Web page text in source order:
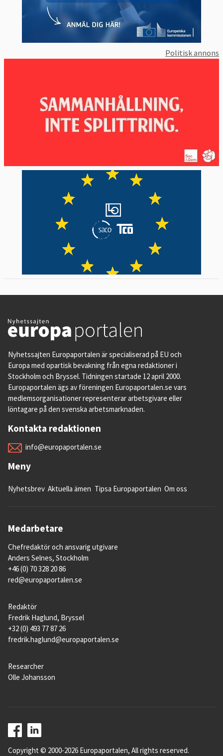
Politisk annons
Nyhetssajten Europaportalen är specialiserad på EU och
Europa med opartisk bevakning från egna redaktioner i
Stockholm och Bryssel. Tidningen startade 12 april 2000.
Europaportalen ägs av föreningen Europaportalen.se vars
medlemsorganisationer representerar arbetsgivare eller
löntagare på den svenska arbetsmarknaden.
Kontakta redaktionen
info@europaportalen.se
Meny
Nyhetsbrev Aktuella ämen Tipsa Europaportalen Om oss
Medarbetare
Chefredaktör och ansvarig utgivare
Anders Selnes, Stockholm
+46 (0) 70 328 20 86
red@europaportalen.se
Redaktör
Fredrik Haglund, Bryssel
+32 (0) 493 77 87 26
fredrik.haglund@europaportalen.se
Researcher
Olle Johansson
Copyright © 2000-2026 Europaportalen, All rights reserved.